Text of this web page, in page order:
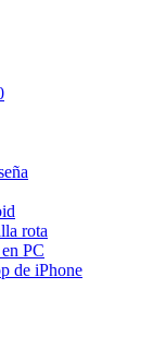
rota
PC
de iPhone